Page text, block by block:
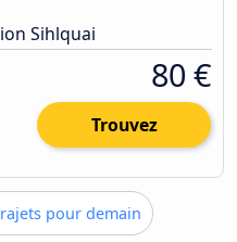
Sihlquai
80 €
Trouvez
pour demain